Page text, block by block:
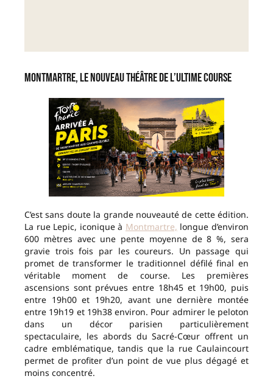
Montmartre, le nouveau théâtre de l’ultime course
C’est sans doute la grande nouveauté de cette édition.
La rue Lepic, iconique à Montmartre, longue d’environ
600 mètres avec une pente moyenne de 8 %, sera
gravie trois fois par les coureurs. Un passage qui
promet de transformer le traditionnel défilé final en
véritable moment de course. Les premières
ascensions sont prévues entre 18h45 et 19h00, puis
entre 19h00 et 19h20, avant une dernière montée
entre 19h19 et 19h38 environ. Pour admirer le peloton
dans un décor parisien particulièrement
spectaculaire, les abords du Sacré-Cœur offrent un
cadre emblématique, tandis que la rue Caulaincourt
permet de profiter d’un point de vue plus dégagé et
moins concentré.